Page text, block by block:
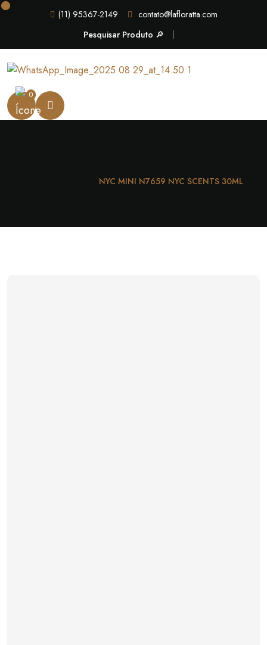
(11) 95367-2149
contato@lafloratta.com
Pesquisar Produto 🔎
0
NYC MINI N7659 NYC SCENTS 30ML